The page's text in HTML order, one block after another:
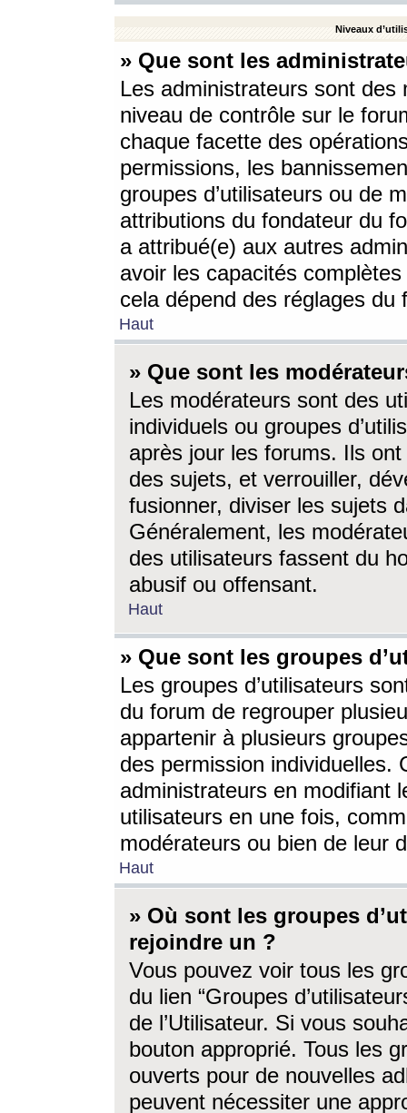
Niveaux
» Que sont les
Les administrateurs sont
niveau de contrôle sur le
chaque facette des
permissions, les
groupes d’utilisateurs ou de
attributions du fondateur du
a attribué(e) aux autres
avoir les capacités
cela dépend des réglages du
Haut
» Que sont les
Les modérateurs sont des
individuels ou groupes
après jour les forums. Ils ont
des sujets, et verrouiller,
fusionner, diviser les sujets
Généralement, les
des utilisateurs fassent du
abusif ou offensant.
Haut
» Que sont les groupes
Les groupes d’utilisateurs
du forum de regrouper
appartenir à plusieurs
des permission individuelles.
administrateurs en modifiant
utilisateurs en une fois,
modérateurs ou bien de leur
Haut
» Où sont les groupes
rejoindre un ?
Vous pouvez voir tous les
du lien “Groupes
de l’Utilisateur. Si vous
bouton approprié. Tous les
ouverts pour de nouvelles
peuvent nécessiter une